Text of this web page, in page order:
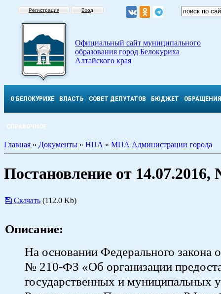
Регистрация Вход
Официальный сайт муниципального
образования город Белокуриха
Алтайского края
О БЕЛОКУРИХЕ ВЛАСТЬ СОВЕТ ДЕПУТАТОВ БЮДЖЕТ ОБРАЩЕНИЯ
СПРАВОЧНОЕ
Главная » Документы » НПА » МПА Администрации города
Постановление от 14.07.2016,
Скачать (112.0 Kb)
Описание:
На основании Федерального закона
№ 210-ФЗ «Об организации
государственных и муниципальных